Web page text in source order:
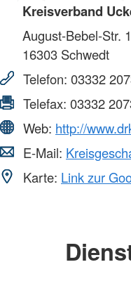
Kreisverband
August-Bebel-Str.
16303 Schwedt
Telefon: 03332
Telefax: 03332
Web: http://
E-Mail:
Karte: Link zur